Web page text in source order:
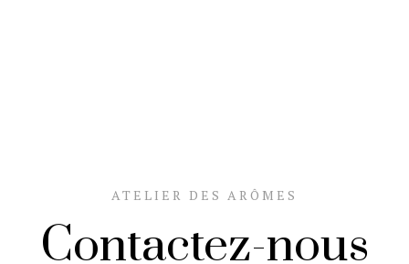
Contactez-nous
ATELIER DES ARÔMES